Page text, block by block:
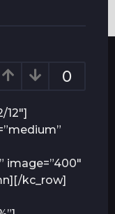
0
image=”400″
kc_row]